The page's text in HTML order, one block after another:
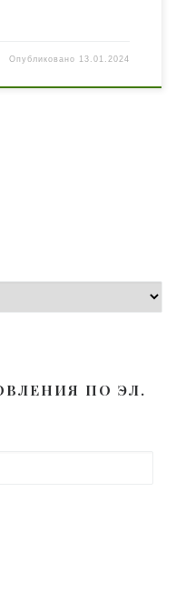
Опубликовано 13.01.2024
ПО ЭЛ.